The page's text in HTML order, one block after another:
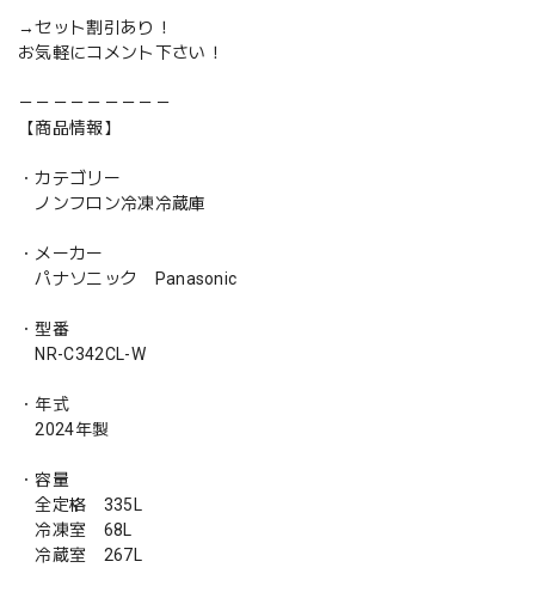
→セット割引あり！
お気軽にコメント下さい！
－－－－－－－－－
【商品情報】
・カテゴリー
ノンフロン冷凍冷蔵庫
・メーカー
パナソニック Panasonic
・型番
NR-C342CL-W
・年式
2024年製
・容量
全定格 335L
冷凍室 68L
冷蔵室 267L